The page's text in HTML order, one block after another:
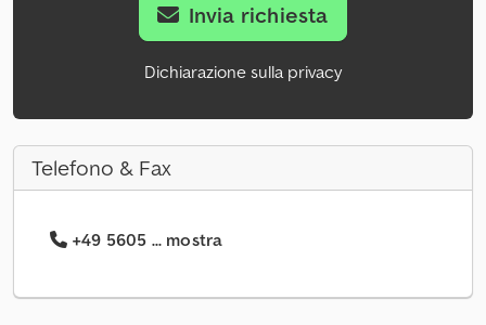
Invia richiesta
Dichiarazione sulla privacy
Telefono & Fax
+49 5605 ... mostra